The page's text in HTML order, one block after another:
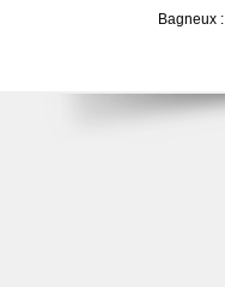
Bagneux :